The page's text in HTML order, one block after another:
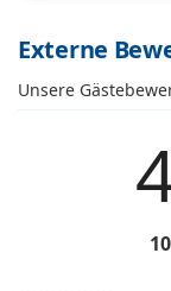
Externe
Unsere